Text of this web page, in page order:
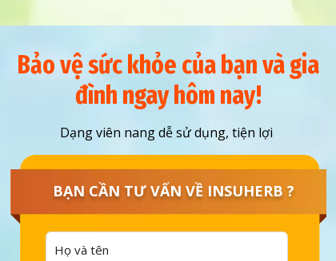
Bảo vệ sức khỏe của bạn và gia
đình ngay hôm nay!
Dạng viên nang dễ sử dụng, tiện lợi
BẠN CẦN TƯ VẤN VỀ INSUHERB ?